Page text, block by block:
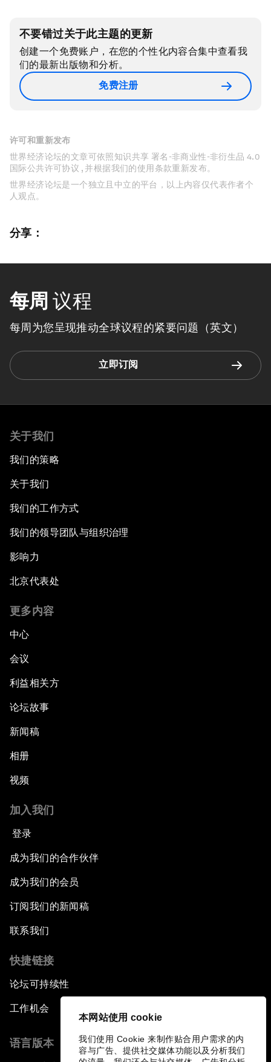
本网站使用 cookie
我们使用 Cookie 来制作贴合用户需求的内
容与广告、提供社交媒体功能以及分析我们
不要错过关于此主题的更新
创建一个免费账户，在您的个性化内容合集中查看我
们的最新出版物和分析。
免费注册
许可和重新发布
世界经济论坛的文章可依照知识共享 署名-非商业性-非衍生品 4.0
国际公共许可协议 , 并根据我们的使用条款重新发布。
世界经济论坛是一个独立且中立的平台，以上内容仅代表作者个
人观点。
分享：
每周 议程
每周为您呈现推动全球议程的紧要问题（英文）
立即订阅
关于我们
我们的策略
关于我们
我们的工作方式
我们的领导团队与组织治理
影响力
北京代表处
更多内容
中心
会议
利益相关方
论坛故事
新闻稿
相册
视频
加入我们
登录
成为我们的合作伙伴
成为我们的会员
订阅我们的新闻稿
联系我们
快捷链接
论坛可持续性
工作机会
语言版本